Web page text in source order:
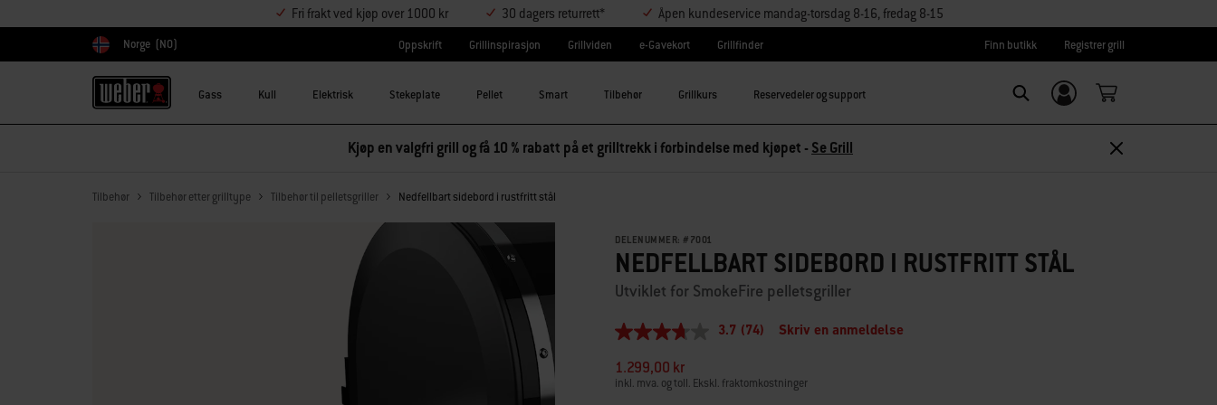
Fri frakt ved kjøp over 1000 kr 30 dagers returrett* Åpen kundeservice mandag-torsdag 8-16, fredag 8-15
Velg land
Norge (NO) Oppskrift Grillinspirasjon Grillviden e-Gavekort Grillfinder Finn butikk Registrer grill
Gass Kull Elektrisk Stekeplate Pellet Smart Tilbehør Grillkurs Reservedeler og support
Logg inn/
Registrer deg
Kjøp en valgfri grill og få 10 % rabatt på et grilltrekk i forbindelse med kjøpet - Se Grill
Tilbehør Tilbehør etter grilltype Tilbehør til pelletsgriller Nedfellbart sidebord i rustfritt stål
DELENUMMER: # 7001
NEDFELLBART SIDEBORD I RUSTFRITT STÅL
Utviklet for SmokeFire pelletsgriller
3.7
5
stjerner,
gjennomsnittlig
3.7 (74) Skriv en anmeldelse
1.299,00 kr
inkl. mva. og toll. Ekskl. fraktomkostninger